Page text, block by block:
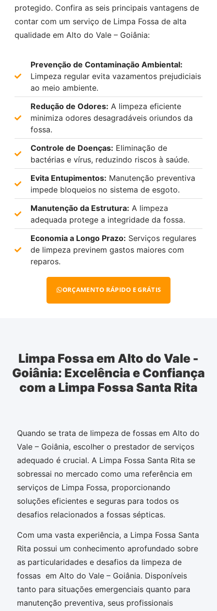
protegido. Confira as seis principais vantagens de
contar com um serviço de Limpa Fossa de alta
qualidade em Alto do Vale – Goiânia:
Prevenção de Contaminação Ambiental:
Limpeza regular evita vazamentos prejudiciais
ao meio ambiente.
Redução de Odores: A limpeza eficiente
minimiza odores desagradáveis oriundos da
fossa.
Controle de Doenças: Eliminação de
bactérias e vírus, reduzindo riscos à saúde.
Evita Entupimentos: Manutenção preventiva
impede bloqueios no sistema de esgoto.
Manutenção da Estrutura: A limpeza
adequada protege a integridade da fossa.
Economia a Longo Prazo: Serviços regulares
de limpeza previnem gastos maiores com
reparos.
ORÇAMENTO RÁPIDO E GRÁTIS
Limpa Fossa em Alto do Vale -
Goiânia: Excelência e Confiança
com a Limpa Fossa Santa Rita
Quando se trata de limpeza de fossas em Alto do
Vale – Goiânia, escolher o prestador de serviços
adequado é crucial. A Limpa Fossa Santa Rita se
sobressai no mercado como uma referência em
serviços de Limpa Fossa, proporcionando
soluções eficientes e seguras para todos os
desafios relacionados a fossas sépticas.
Com uma vasta experiência, a Limpa Fossa Santa
Rita possui um conhecimento aprofundado sobre
as particularidades e desafios da limpeza de
fossas em Alto do Vale – Goiânia. Disponíveis
tanto para situações emergenciais quanto para
manutenção preventiva, seus profissionais